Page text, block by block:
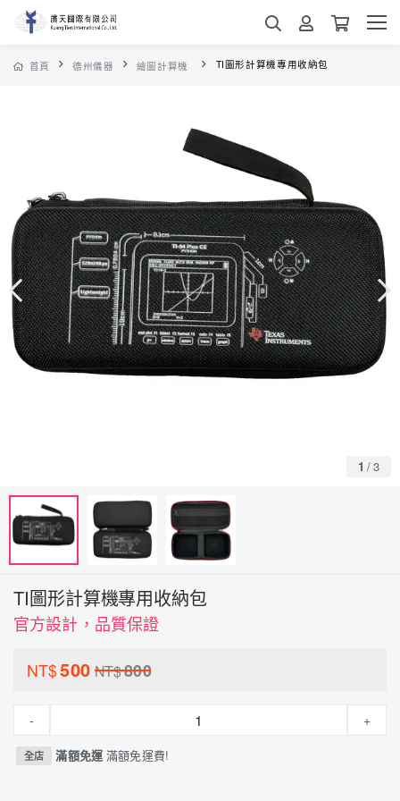
首頁 德州儀器 繪圖計算機 TI圖形計算機專用收納包
1 /3
TI圖形計算機專用收納包
官方設計，品質保證
NT$500 NT$800
- +
全店 滿額免運滿額免運費!